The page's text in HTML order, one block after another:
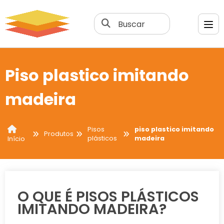
Buscar
Piso plastico imitando
madeira
Início
Produtos
Pisos
plásticos
piso plastico imitando
madeira
O QUE É PISOS PLÁSTICOS
IMITANDO MADEIRA?